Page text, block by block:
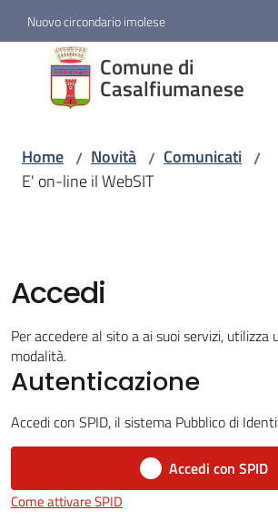
Vai al contenuto
Vai alla navigazione
Vai al footer
Nuovo circondario imolese
Comune di
Casalfiumanese
Comune di
Casalfiumanese
Amministrazione
Servizi
Vivere
Casalfiumanese
5x1000
Home / Novità / Comunicati /
E' on-line il WebSIT
Accedi
Per accedere al sito a ai suoi servizi,
modalità.
Autenticazione
Accedi con SPID, il sistema Pubblico di
Accedi con SPID
Come attivare SPID